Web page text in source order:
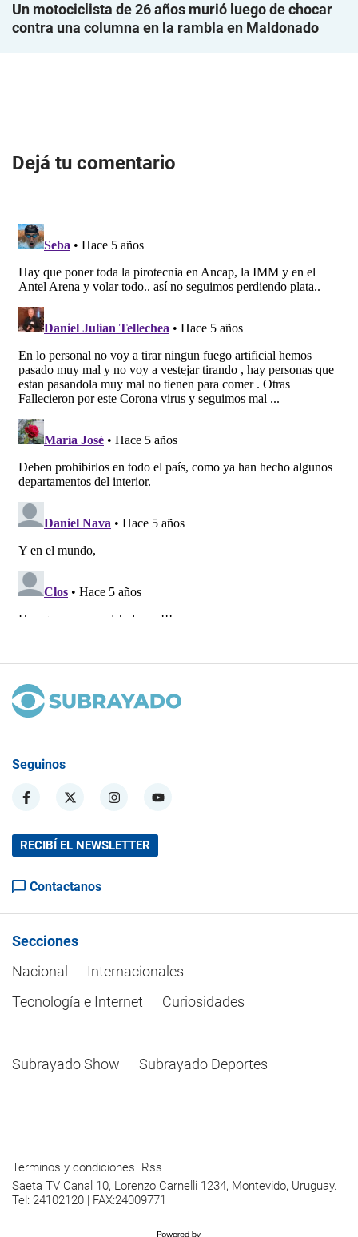
Un motociclista de 26 años murió luego de chocar
contra una columna en la rambla en Maldonado
Dejá tu comentario
Seguinos
RECIBÍ EL NEWSLETTER
Contactanos
Secciones
Nacional
Internacionales
Tecnología e Internet
Curiosidades
Subrayado Show Subrayado Deportes
Terminos y condiciones Rss
Saeta TV Canal 10, Lorenzo Carnelli 1234, Montevido, Uruguay.
Tel: 24102120 | FAX:24009771